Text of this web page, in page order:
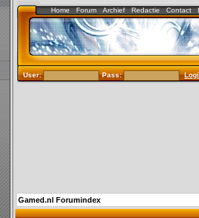
Home Forum Archief Redactie Contact
User: Pass:
Gamed.nl Forumindex